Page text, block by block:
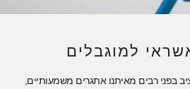
למוגבלים
בפני רבים מאיתנו אתגרים משמעותיים,